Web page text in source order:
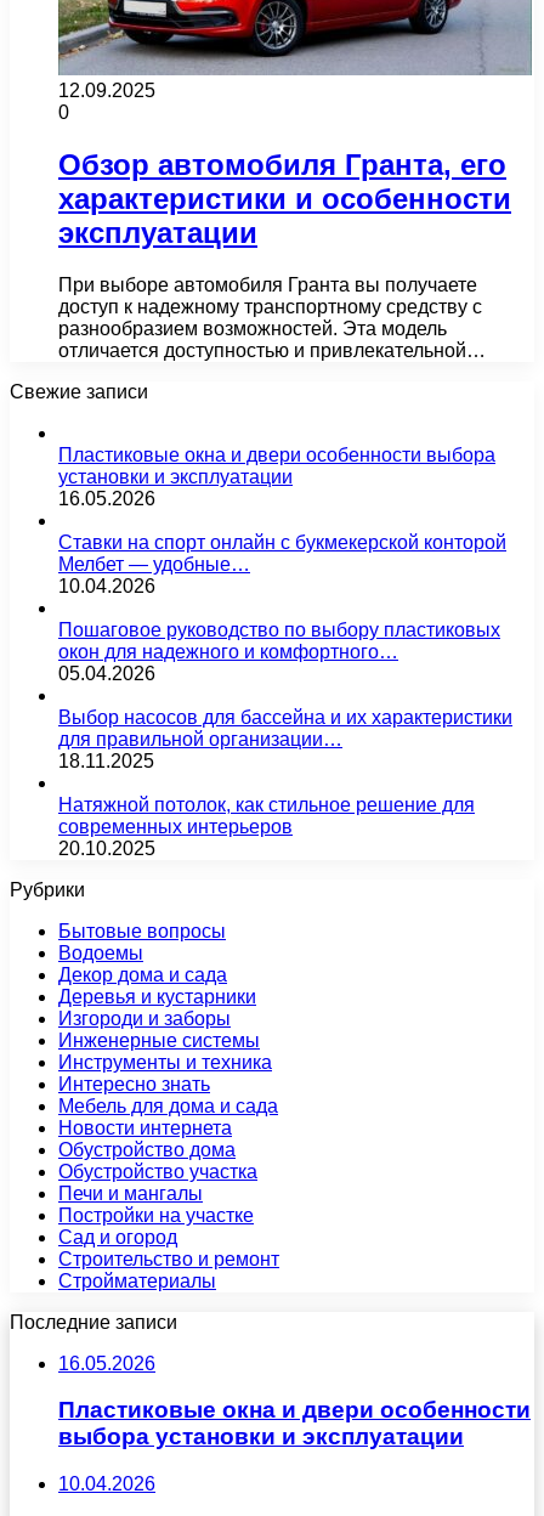
12.09.2025
0
Обзор автомобиля Гранта, его
характеристики и особенности
эксплуатации
При выборе автомобиля Гранта вы получаете
доступ к надежному транспортному средству с
разнообразием возможностей. Эта модель
отличается доступностью и привлекательной…
Свежие записи
Пластиковые окна и двери особенности выбора
установки и эксплуатации
16.05.2026
Ставки на спорт онлайн с букмекерской конторой
Мелбет — удобные…
10.04.2026
Пошаговое руководство по выбору пластиковых
окон для надежного и комфортного…
05.04.2026
Выбор насосов для бассейна и их характеристики
для правильной организации…
18.11.2025
Натяжной потолок, как стильное решение для
современных интерьеров
20.10.2025
Рубрики
Бытовые вопросы
Водоемы
Декор дома и сада
Деревья и кустарники
Изгороди и заборы
Инженерные системы
Инструменты и техника
Интересно знать
Мебель для дома и сада
Новости интернета
Обустройство дома
Обустройство участка
Печи и мангалы
Постройки на участке
Сад и огород
Строительство и ремонт
Стройматериалы
Последние записи
16.05.2026
Пластиковые окна и двери особенности
выбора установки и эксплуатации
10.04.2026